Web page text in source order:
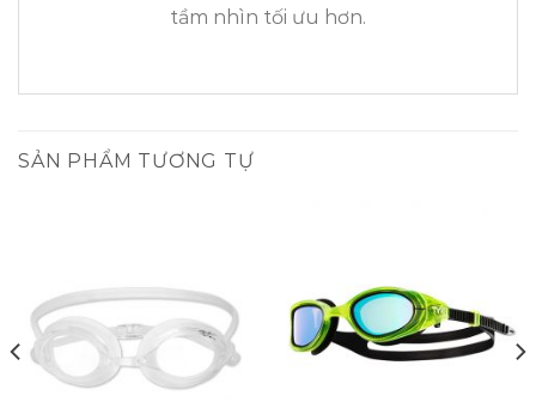
tầm nhìn tối ưu hơn.
SẢN PHẨM TƯƠNG TỰ